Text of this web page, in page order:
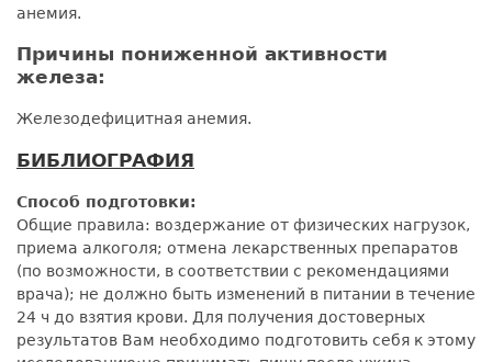
анемия.
Причины пониженной активности
железа:
Железодефицитная анемия.
БИБЛИОГРАФИЯ
Способ подготовки:
Общие правила: воздержание от физических нагрузок,
приема алкоголя; отмена лекарственных препаратов
(по возможности, в соответствии с рекомендациями
врача); не должно быть изменений в питании в течение
24 ч до взятия крови. Для получения достоверных
результатов Вам необходимо подготовить себя к этому